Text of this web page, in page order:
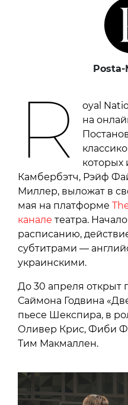
Posta-
R
oyal
на
которых
Камбербэтч, Рэйф
Миллер, выложат в
мая на платформе
канале театра.
расписанию,
субтитрами —
украинскими.
До 30 апреля открыт
Саймона Годвина
пьесе Шекспира, в
Оливер Крис, Фиби
Тим Макмаллен.